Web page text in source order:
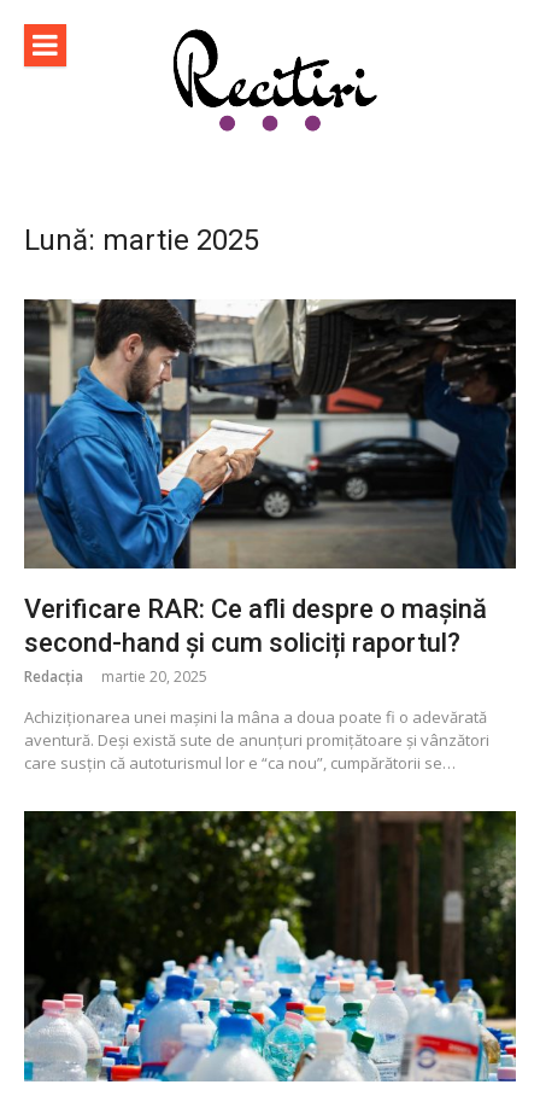
conținut
Lună: martie 2025
Verificare RAR: Ce afli despre o mașină
second-hand și cum soliciți raportul?
Redacția martie 20, 2025
Achiziționarea unei mașini la mâna a doua poate fi o adevărată
aventură. Deși există sute de anunțuri promițătoare și vânzători
care susțin că autoturismul lor e “ca nou”, cumpărătorii se…